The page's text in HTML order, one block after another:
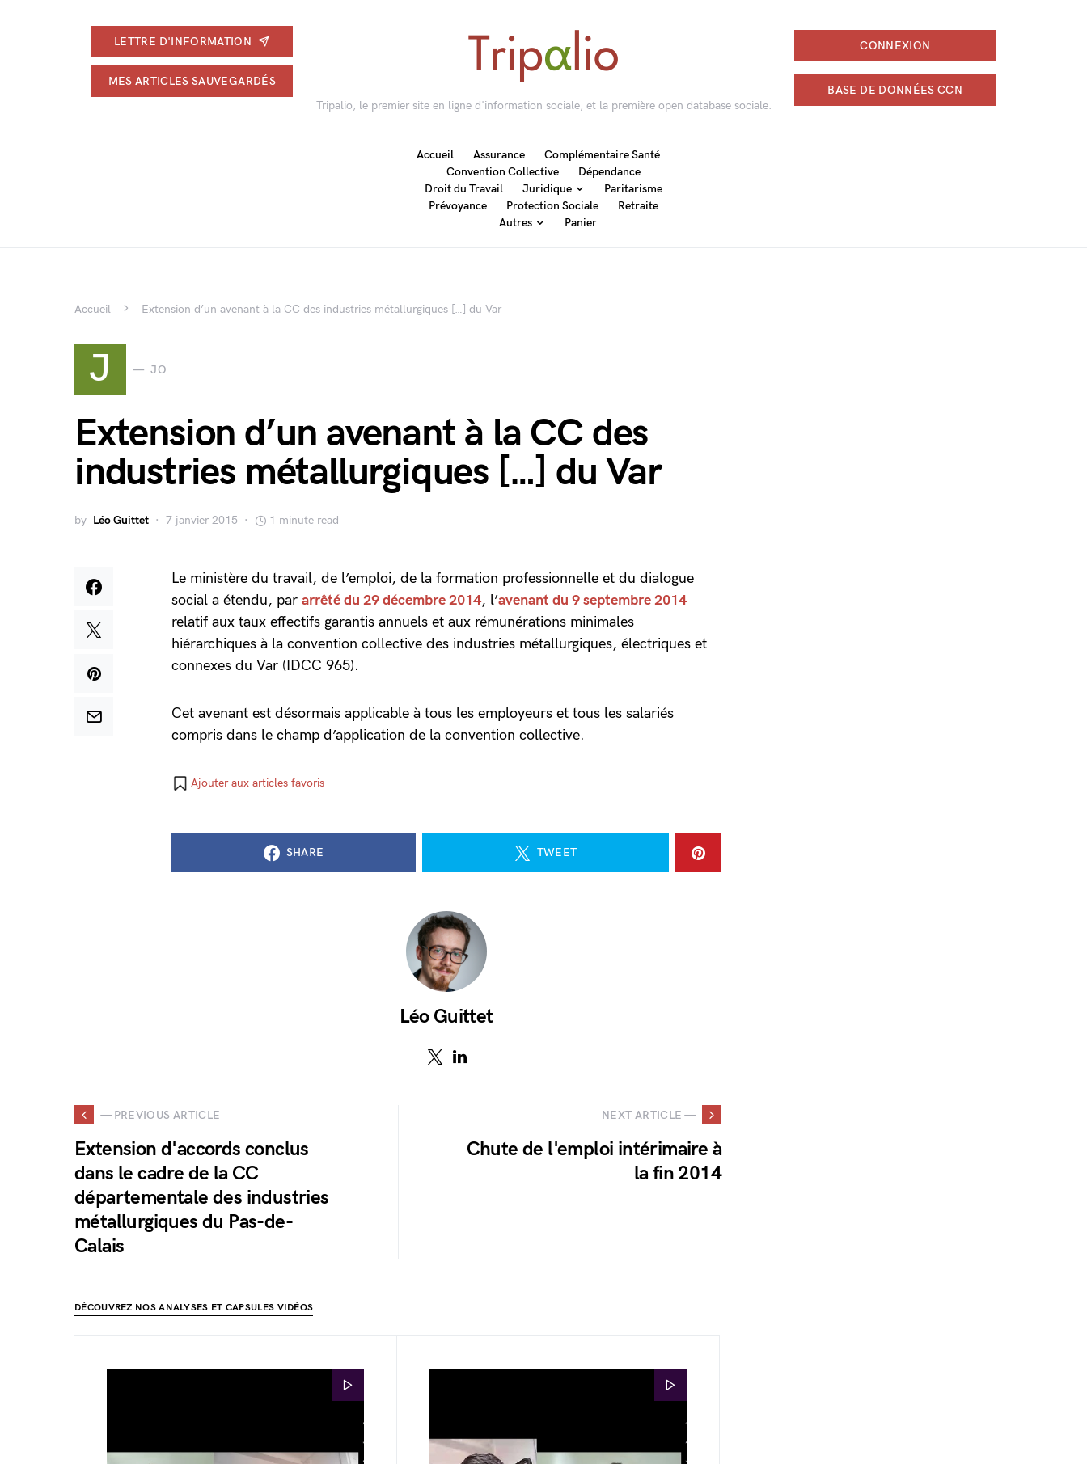
LETTRE D'INFORMATION
MES ARTICLES SAUVEGARDÉS
Tripalio, le premier site en ligne d'information sociale, et la première open database sociale.
CONNEXION
BASE DE DONNÉES CCN
Accueil Assurance
Complémentaire Santé
Convention Collective
Dépendance
Droit du Travail
Juridique
Paritarisme
Prévoyance
Protection Sociale
Retraite
Autres
Panier
Accueil Extension d’un avenant à la CC des industries métallurgiques […] du Var
J JO
Extension d’un avenant à la CC des
industries métallurgiques […] du Var
by Léo Guittet 7 janvier 2015 1 minute read
Le ministère du travail, de l’emploi, de la formation professionnelle et du dialogue
social a étendu, par arrêté du 29 décembre 2014, l’avenant du 9 septembre 2014
relatif aux taux effectifs garantis annuels et aux rémunérations minimales
hiérarchiques à la convention collective des industries métallurgiques, électriques et
connexes du Var (IDCC 965).
Cet avenant est désormais applicable à tous les employeurs et tous les salariés
compris dans le champ d’application de la convention collective.
Ajouter aux articles favoris
SHARE TWEET
Léo Guittet
— PREVIOUS ARTICLE
Extension d'accords conclus
dans le cadre de la CC
départementale des industries
métallurgiques du Pas-de-
Calais
NEXT ARTICLE —
Chute de l'emploi intérimaire à
la fin 2014
DÉCOUVREZ NOS ANALYSES ET CAPSULES VIDÉOS